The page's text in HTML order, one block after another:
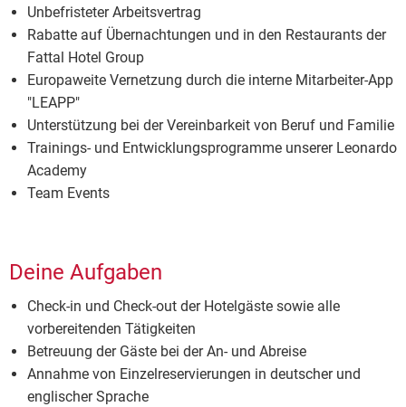
Unbefristeter Arbeitsvertrag
Rabatte auf Übernachtungen und in den Restaurants der
Fattal Hotel Group
Europaweite Vernetzung durch die interne Mitarbeiter-App
"LEAPP"
Unterstützung bei der Vereinbarkeit von Beruf und Familie
Trainings- und Entwicklungsprogramme unserer Leonardo
Academy
Team Events
Deine Aufgaben
Check-in und Check-out der Hotelgäste sowie alle
vorbereitenden Tätigkeiten
Betreuung der Gäste bei der An- und Abreise
Annahme von Einzelreservierungen in deutscher und
englischer Sprache